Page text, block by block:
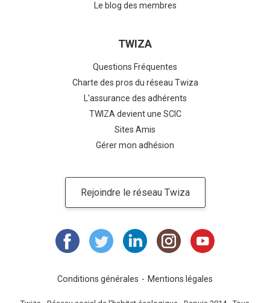
Le blog des membres
TWIZA
Questions Fréquentes
Charte des pros du réseau Twiza
L'assurance des adhérents
TWIZA devient une SCIC
Sites Amis
Gérer mon adhésion
Rejoindre le réseau Twiza
Conditions générales Mentions légales